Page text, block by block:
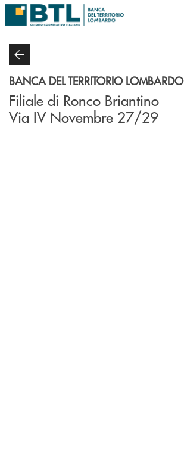
Salta al contenuto principale
BANCA DEL TERRITORIO LOMBARDO
Filiale di Ronco Briantino
Via IV Novembre 27/29